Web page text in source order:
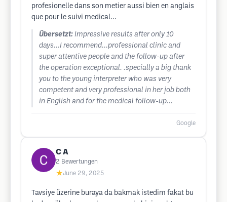
profesionelle dans son metier aussi bien en anglais
que pour le suivi medical...
Übersetzt: Impressive results after only 10
days...I recommend...professional clinic and
super attentive people and the follow-up after
the operation exceptional. .specially a big thank
you to the young interpreter who was very
competent and very professional in her job both
in English and for the medical follow-up...
Google
C A
2 Bewertungen
★June 29, 2025
Tavsiye üzerine buraya da bakmak istedim fakat bu